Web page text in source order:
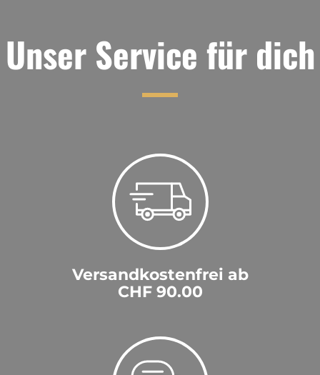
Unser Service für dich
Versandkostenfrei ab
CHF 90.00